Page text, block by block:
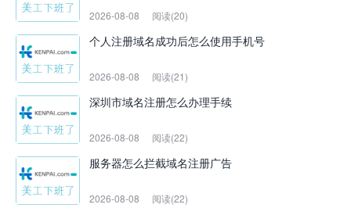
2026-08-08 阅读(20)
个人注册域名成功后怎么使用手机号
2026-08-08 阅读(21)
深圳市域名注册怎么办理手续
2026-08-08 阅读(22)
服务器怎么拦截域名注册广告
2026-08-08 阅读(22)